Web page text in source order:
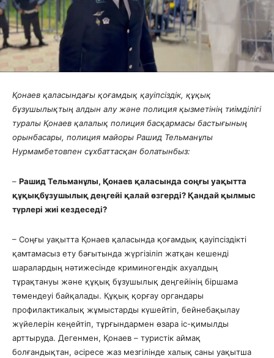
Қонаев қаласындағы қоғамдық қауіпсіздік, құқық
бұзушылықтың алдын алу және полиция қызметінің тиімділігі
туралы Қонаев қалалық полиция басқармасы бастығының
орынбасары, полиция майоры Рашид Тельманұлы
Нурмамбетовпен сұхбаттасқан болатынбыз:
– Рашид Тельманұлы, Қонаев қаласында соңғы уақытта
құқықбұзушылық деңгейі қалай өзгерді? Қандай қылмыс
түрлері жиі кездеседі?
– Соңғы уақытта Қонаев қаласында қоғамдық қауіпсіздікті
қамтамасыз ету бағытында жүргізіліп жатқан кешенді
шаралардың нәтижесінде криминогендік ахуалдың
тұрақтануы және құқық бұзушылық деңгейінің біршама
төмендеуі байқалады. Құқық қорғау органдары
профилактикалық жұмыстарды күшейтіп, бейнебақылау
жүйелерін кеңейтіп, тұрғындармен өзара іс-қимылды
арттыруда. Дегенмен, Қонаев – туристік аймақ
болғандықтан, әсіресе жаз мезгілінде халық саны уақытша